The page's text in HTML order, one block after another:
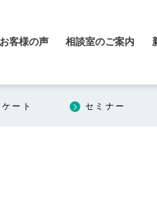
お客様の声 相談室のご案内
ート セミナー